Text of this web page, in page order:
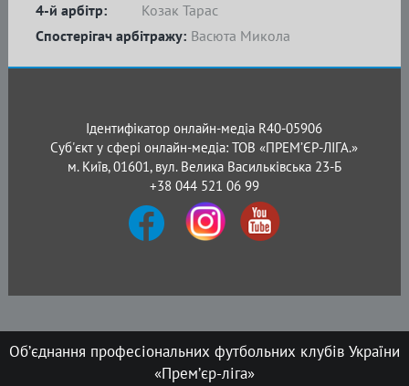
4-й арбітр:
Козак Тарас
Спостерігач арбітражу: Васюта Микола
Ідентифікатор онлайн-медіа R40-05906
Суб'єкт у сфері онлайн-медіа: ТОВ «ПРЕМ’ЄР-ЛІГА.»
м. Київ, 01601, вул. Велика Васильківська 23-Б
+38 044 521 06 99
Об’єднання професіональних футбольних клубів України
«Прем’єр-ліга»